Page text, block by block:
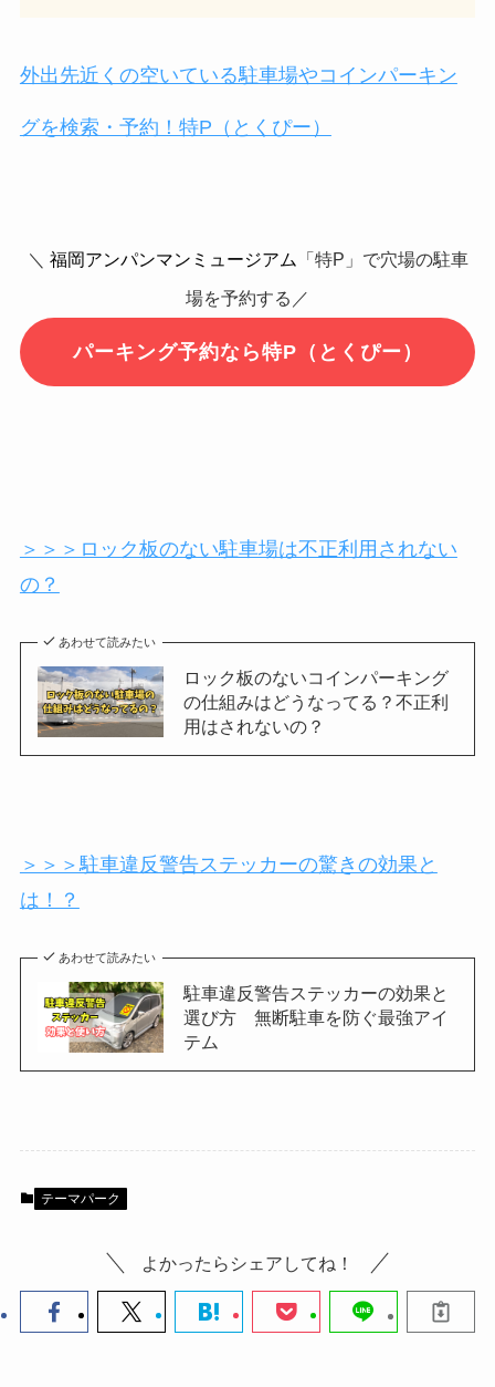
外出先近くの空いている駐車場やコインパーキン
グを検索・予約！特P（とくぴー）
＼ 福岡アンパンマンミュージアム 「特P」で穴場の駐車
場を予約する／
パーキング予約なら特P（とくぴー）
＞＞＞ロック板のない駐車場は不正利用されない
の？
あわせて読みたい
ロック板のないコインパーキング
の仕組みはどうなってる？不正利
用はされないの？
＞＞＞駐車違反警告ステッカーの驚きの効果と
は！？
あわせて読みたい
駐車違反警告ステッカーの効果と
選び方 無断駐車を防ぐ最強アイ
テム
テーマパーク
よかったらシェアしてね！